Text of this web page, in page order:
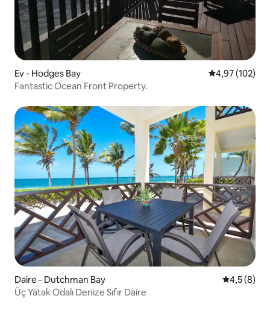
Ev - Hodges Bay 5 üzerinden
4,97 (102)
Fantastic Ocean Front Property.
Daire - Dutchman Bay 54,5 (8)
Üç Yatak Odalı Denize Sıfır Daire